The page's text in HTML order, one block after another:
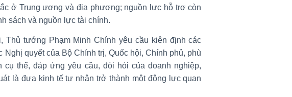
ở Trung ương và địa phương; nguồn lực hỗ trợ còn
sách và nguồn lực tài chính.
Thủ tướng Phạm Minh Chính yêu cầu kiên định các
Nghị quyết của Bộ Chính trị, Quốc hội, Chính phủ, phù
cụ thể, đáp ứng yêu cầu, đòi hỏi của doanh nghiệp,
là đưa kinh tế tư nhân trở thành một động lực quan